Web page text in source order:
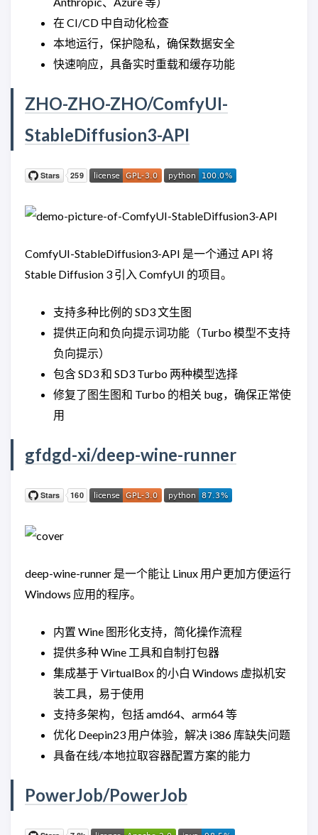
在 CI/CD 中自动化检查
本地运行，保护隐私，确保数据安全
快速响应，具备实时重载和缓存功能
ZHO-ZHO-ZHO/ComfyUI-
StableDiffusion3-API
ComfyUI-StableDiffusion3-API 是一个通过 API 将
Stable Diffusion 3 引入 ComfyUI 的项目。
支持多种比例的 SD3 文生图
提供正向和负向提示词功能（Turbo 模型不支持
负向提示）
包含 SD3 和 SD3 Turbo 两种模型选择
修复了图生图和 Turbo 的相关 bug，确保正常使
用
gfdgd-xi/deep-wine-runner
deep-wine-runner 是一个能让 Linux 用户更加方便运行
Windows 应用的程序。
内置 Wine 图形化支持，简化操作流程
提供多种 Wine 工具和自制打包器
集成基于 VirtualBox 的小白 Windows 虚拟机安
装工具，易于使用
支持多架构，包括 amd64、arm64 等
优化 Deepin23 用户体验，解决 i386 库缺失问题
具备在线/本地拉取容器配置方案的能力
PowerJob/PowerJob